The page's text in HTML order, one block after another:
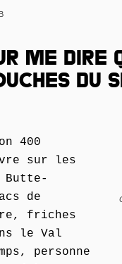
ME DIRE
DU
400
sur les
de
friches
le Val
personne